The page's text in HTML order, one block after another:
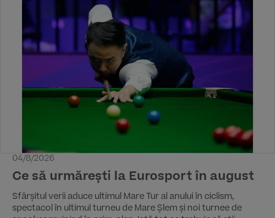
deschide o anchetă întunecată, cu mize cosmice. Pentru o
doză de umor, Conan O’Brien pornește din nou la drum, iar
cei mici îi pot revedea pe Gru și pe îndrăgiții săi minioni în
„Sunt un mic ticălos 4”.
04/8/2026
Ce să urmărești la Eurosport în august
Sfârșitul verii aduce ultimul Mare Tur al anului în ciclism,
spectacol în ultimul turneu de Mare Șlem și noi turnee de